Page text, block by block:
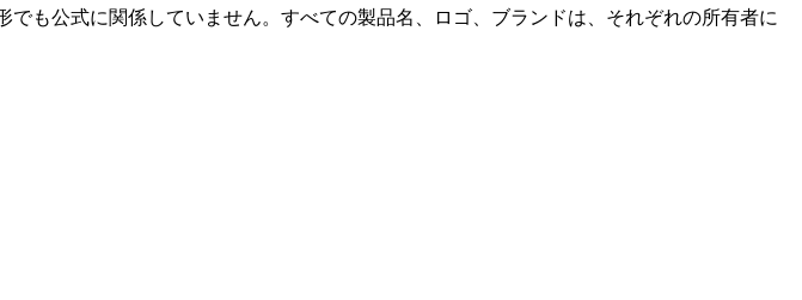
も公式に関係していません。すべての製品名、ロゴ、ブランドは、それぞれの所有者に